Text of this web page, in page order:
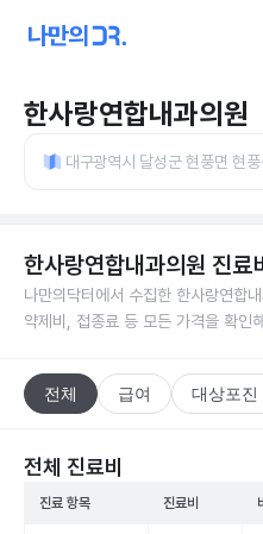
한사랑연합내과의원
대구광역시 달성군 현풍면 현
한사랑연합내과의원 진료
나만의닥터에서 수집한 한사랑연합
약제비, 접종료 등 모든 가격을 확인
전체 급여 대상포진
전체 진료비
진료 항목 진료비